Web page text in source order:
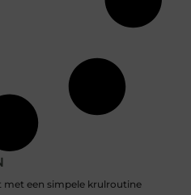
met een simpele krulroutine